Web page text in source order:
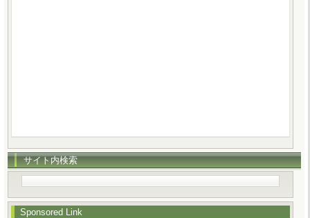
サイト内検索
Sponsored Link